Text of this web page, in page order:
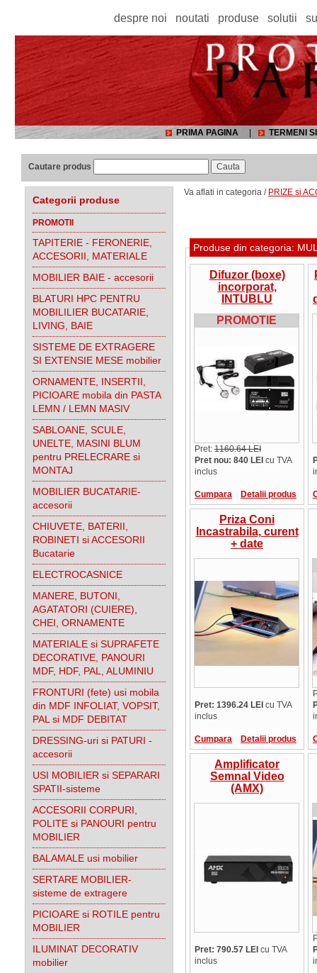
despre noi noutati produse solutii
PRIMA PAGINA TERMENI
Cautare produs
Categorii produse
PROMOTII
TAPITERIE - FERONERIE,
ACCESORII, MATERIALE
MOBILIER BAIE - accesorii
BLATURI HPC PENTRU
MOBILILIER BUCATARIE,
LIVING, BAIE
SISTEME DE EXTRAGERE
SI EXTENSIE MESE mobilier
ORNAMENTE, INSERTII,
PICIOARE mobila din PASTA
LEMN / LEMN MASIV
SABLOANE, SCULE,
UNELTE, MASINI BLUM
pentru PRELECRARE si
MONTAJ
MOBILIER BUCATARIE-
accesorii
CHIUVETE, BATERII,
ROBINETI si ACCESORII
Bucatarie
ELECTROCASNICE
MANERE, BUTONI,
AGATATORI (CUIERE),
CHEI, ORNAMENTE
MATERIALE si SUPRAFETE
DECORATIVE, PANOURI
MDF, HDF, PAL, ALUMINIU
FRONTURI (fete) usi mobila
din MDF INFOLIAT, VOPSIT,
PAL si MDF DEBITAT
DRESSING-uri si PATURI -
accesorii
USI MOBILIER si SEPARARI
SPATII-sisteme
ACCESORII CORPURI,
POLITE si PANOURI pentru
MOBILIER
BALAMALE usi mobilier
SERTARE MOBILIER-
sisteme de extragere
PICIOARE si ROTILE pentru
MOBILIER
ILUMINAT DECORATIV
mobilier
Va aflati in categoria / PRIZE si
Produse din categoria:
Difuzor (boxe)
incorporat,
INTUBLU
Bachmann, cod
944.000
PROMOTIE
Pret: 1160.64 LEI
Pret nou: 840 LEI cu TVA
inclus
Cumpara Detalii produs
Priza Coni
Incastrabila, curent
+ date
Pret: 1396.24 LEI cu TVA
inclus
Cumpara Detalii produs
Amplificator
Semnal Video
(AMX)
Pret: 790.57 LEI cu TVA
inclus